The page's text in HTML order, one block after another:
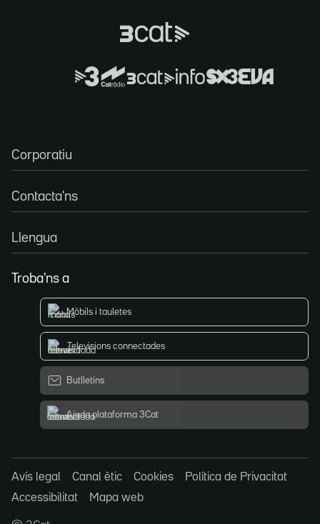
Corporatiu
Contacta'ns
Llengua
Troba'ns a
Mòbils i tauletes
Televisions connectades
Butlletins
Ajuda plataforma 3Cat
Avís legal Canal ètic Cookies
Política de Privacitat
Accessibilitat
Mapa web